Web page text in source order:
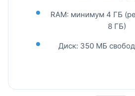
Edge для macOS интегрируется
паролей, закладок и истории
RAM: минимум 4 ГБ
8 ГБ)
Диск: 350 МБ